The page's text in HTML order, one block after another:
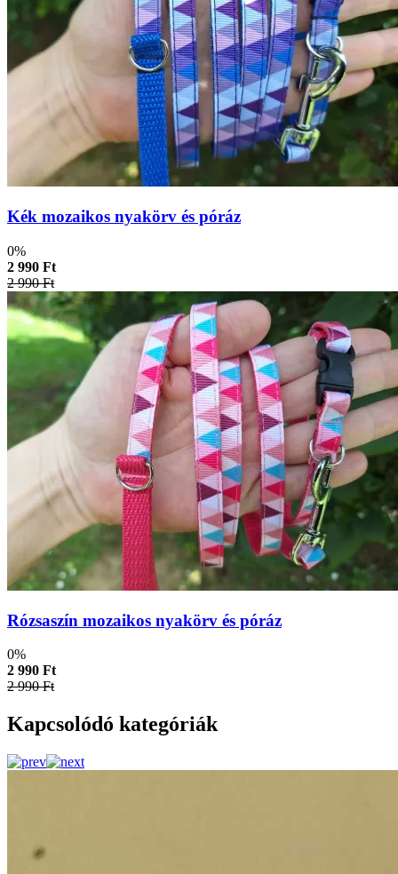
Kék mozaikos nyakörv és póráz
0%
2 990 Ft
2 990 Ft
Rózsaszín mozaikos nyakörv és póráz
0%
2 990 Ft
2 990 Ft
Kapcsolódó kategóriák